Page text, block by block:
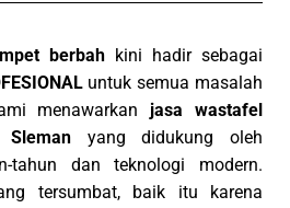
berbah kini hadir sebagai
untuk semua masalah
menawarkan jasa wastafel
yang didukung oleh
tahun dan teknologi modern.
tersumbat, baik itu karena